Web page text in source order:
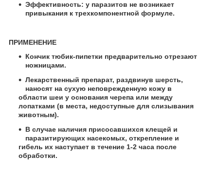
Эффективность: у паразитов не возникает
привыкания к трехкомпонентной формуле.
ПРИМЕНЕНИЕ
Кончик тюбик-пипетки предварительно отрезают
ножницами.
Лекарственный препарат, раздвинув шерсть,
наносят на сухую неповрежденную кожу в
области шеи у основания черепа или между
лопатками (в места, недоступные для слизывания
животным).
В случае наличия присосавшихся клещей и
паразитирующих насекомых, открепление и
гибель их наступает в течение 1-2 часа после
обработки.